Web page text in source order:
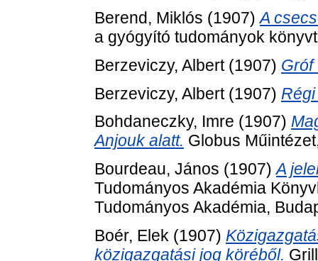
Berend, Miklós (1907)A
a gyógyító tudományok
Berzeviczy, Albert(1907) Gróf
Berzeviczy, Albert(1907)
Bohdaneczky, Imre (1907)
Anjouk alatt. Globus
Bourdeau, János (1907)A
Tudományos Akadémia
Tudományos Akadémia,
Boér, Elek (1907)
közigazgatási jog köréből.